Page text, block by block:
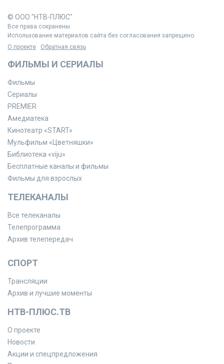
© ООО "НТВ-ПЛЮС"
Все права сохранены.
Использование материалов сайта без согласования запрещено.
О проекте
Обратная связь
ФИЛЬМЫ И СЕРИАЛЫ
Фильмы
Сериалы
PREMIER
Амедиатека
Кинотеатр «START»
Мульфильм «Цветняшки»
Библиотека «viju»
Бесплатные каналы и фильмы
Фильмы для взрослых
ТЕЛЕКАНАЛЫ
Все телеканалы
Телепрограмма
Архив телепередач
СПОРТ
Трансляции
Архив и лучшие моменты
НТВ-ПЛЮС.ТВ
О проекте
Новости
Акции и спецпредложения